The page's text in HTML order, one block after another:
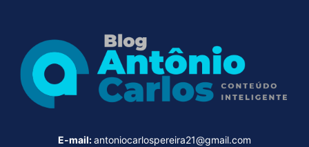
E-mail:antoniocarlospereira21@gmail.com